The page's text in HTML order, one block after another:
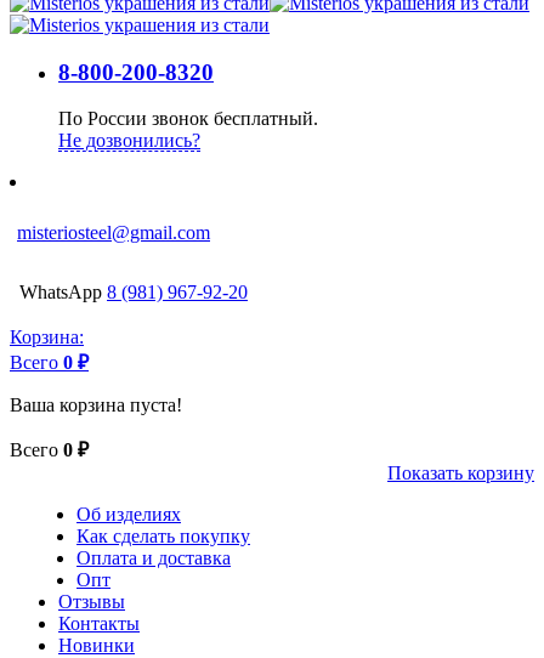
8-800-200-8320
По России звонок бесплатный.
Не дозвонились?
misteriosteel@gmail.com
WhatsApp 8 (981) 967-92-20
Корзина:
Всего 0 ₽
Ваша корзина пуста!
Всего 0 ₽
Показать корзину
Об изделиях
Как сделать покупку
Оплата и доставка
Опт
Отзывы
Контакты
Новинки